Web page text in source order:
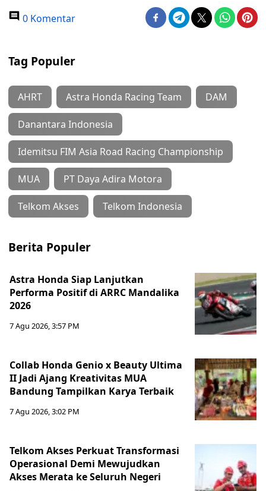
0 Komentar
Tag Populer
AHRT Astra Honda Racing Team DAM
Danantara Indonesia
Idemitsu FIM Asia Road Racing Championship
MUA PT Daya Adira Motora
Telkom Akses Telkom Indonesia
Berita Populer
Astra Honda Siap Lanjutkan
Performa Positif di ARRC Mandalika
2026
7 Agu 2026, 3:57 PM
Collab Honda Genio x Beauty Ultima
II Jadi Ajang Kreativitas MUA
Bandung Tampilkan Karya Terbaik
7 Agu 2026, 3:02 PM
Telkom Akses Perkuat Transformasi
Operasional Demi Mewujudkan
Akses Merata ke Seluruh Negeri